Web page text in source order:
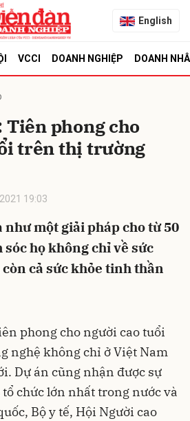
English
VCCI DOANH NGHIỆP DOANH
Tiên phong cho
trên thị trường
19:03
như một giải pháp cho từ 50
họ không chỉ về sức
cả sức khỏe tinh thần
phong cho người cao tuổi
nghệ không chỉ ở Việt Nam
Dự án cũng nhận được sự
chức lớn nhất trong nước và
Bộ y tế, Hội Người cao
Hủy